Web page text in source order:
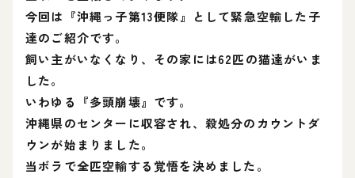
今回は『沖縄っ子第13便隊』として緊急空輸した子
達のご紹介です。
飼い主がいなくなり、その家には62匹の猫達がいま
した。
いわゆる『多頭崩壊』です。
沖縄県のセンターに収容され、殺処分のカウントダ
ウンが始まりました。
当ボラで全匹空輸する覚悟を決めました。